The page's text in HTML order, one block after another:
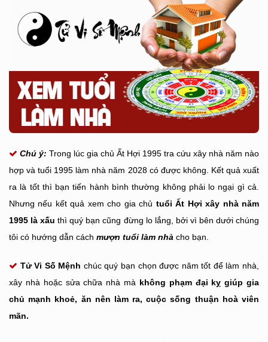
Chú ý: Trong lúc gia chủ Ất Hợi 1995 tra cứu xây nhà năm nào
hợp và tuổi 1995 làm nhà năm 2028 có được không. Kết quả xuất
ra là tốt thì bạn tiến hành bình thường không phải lo ngại gì cả.
Nhưng nếu kết quả xem cho gia chủ tuổi Ất Hợi xây nhà năm
1995 là xấu thì quý bạn cũng đừng lo lắng, bởi vì bên dưới chúng
tôi có hướng dẫn cách mượn tuổi làm nhà cho bạn.
Tử Vi Số Mệnh chúc quý bạn chọn được năm tốt để làm nhà,
xây nhà hoặc sửa chữa nhà mà không phạm đại kỵ giúp gia
chủ mạnh khoẻ, ăn nên làm ra, cuộc sống thuận hoà viên
mãn.